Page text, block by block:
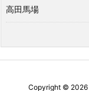
高田馬場
Copyright © 2026